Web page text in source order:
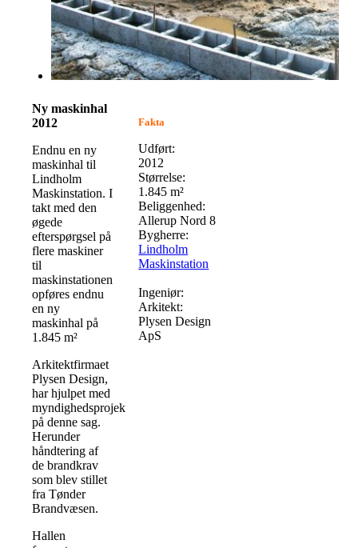
Ny maskinhal
2012
Endnu en ny
maskinhal til
Lindholm
Maskinstation. I
takt med den
øgede
efterspørgsel på
flere maskiner
til
maskinstationen
opføres endnu
en ny
maskinhal på
1.845 m²
Arkitektfirmaet
Plysen Design,
har hjulpet med
myndighedsprojektet
på denne sag.
Herunder
håndtering af
de brandkrav
som blev stillet
fra Tønder
Brandvæsen.
Hallen
Fakta
Udført:
2012
Størrelse:
1.845 m²
Beliggenhed:
Allerup Nord 8
Bygherre:
Lindholm
Maskinstation
Ingeniør:
Arkitekt:
Plysen Design
ApS